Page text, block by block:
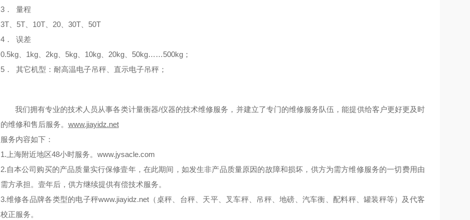
3． 量程
3T、5T、10T、20、30T、50T
4． 误差
0.5kg、1kg、2kg、5kg、10kg、20kg、50kg……500kg；
5． 其它机型：耐高温电子吊秤、直示电子吊秤；
我们拥有专业的技术人员从事各类计量衡器/仪器的技术维修服务，并建立了专门的维修服务队伍，能提供给客户更好更及时
的维修和售后服务。 www.jiayidz.net
服务内容如下：
1.上海附近地区48小时服务。 www.jysacle.com
2.自本公司购买的产品质量实行保修壹年，在此期间，如发生非产品质量原因的故障和损坏，供方为需方维修服务的一切费用由
需方承担。壹年后，供方继续提供有偿技术服务。
3.维修各品牌各类型的电子秤www.jiayidz.net （桌秤、台秤、天平、叉车秤、吊秤、地磅、汽车衡、配料秤、罐装秤等）及代客
校正服务。